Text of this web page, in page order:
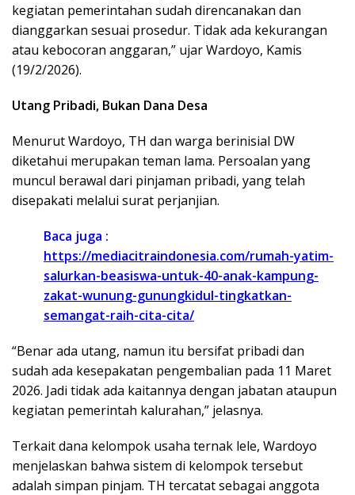
kegiatan pemerintahan sudah direncanakan dan
dianggarkan sesuai prosedur. Tidak ada kekurangan
atau kebocoran anggaran,” ujar Wardoyo, Kamis
(19/2/2026).
Utang Pribadi, Bukan Dana Desa
Menurut Wardoyo, TH dan warga berinisial DW
diketahui merupakan teman lama. Persoalan yang
muncul berawal dari pinjaman pribadi, yang telah
disepakati melalui surat perjanjian.
Baca juga :
https://mediacitraindonesia.com/rumah-yatim-
salurkan-beasiswa-untuk-40-anak-kampung-
zakat-wunung-gunungkidul-tingkatkan-
semangat-raih-cita-cita/
“Benar ada utang, namun itu bersifat pribadi dan
sudah ada kesepakatan pengembalian pada 11 Maret
2026. Jadi tidak ada kaitannya dengan jabatan ataupun
kegiatan pemerintah kalurahan,” jelasnya.
Terkait dana kelompok usaha ternak lele, Wardoyo
menjelaskan bahwa sistem di kelompok tersebut
adalah simpan pinjam. TH tercatat sebagai anggota